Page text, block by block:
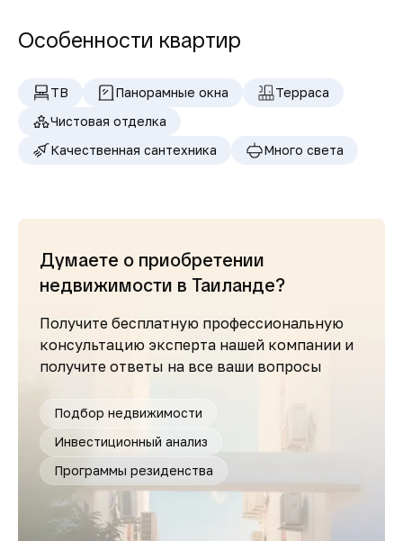
Особенности квартир
ТВ Панорамные окна
Терраса
Чистовая отделка
Качественная сантехника
Много света
Думаете о приобретении
недвижимости в Таиланде?
Получите бесплатную профессиональную
консультацию эксперта нашей компании и
получите ответы на все ваши вопросы
Подбор недвижимости
Инвестиционный анализ
Программы резиденства